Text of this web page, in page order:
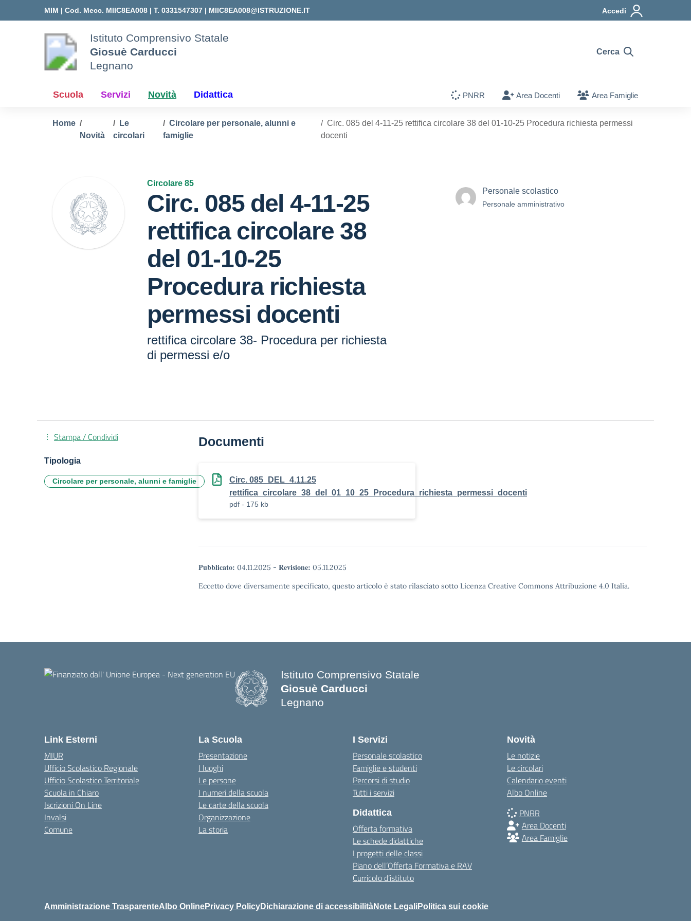
Vai ai contenuti
Vai al menu di navigazione
MIM | Cod. Mecc. MIIC8EA008 | T. 0331547307 | MIIC8EA008@ISTRUZIONE.IT Accedi
Istituto Comprensivo Statale
Giosuè Carducci
Legnano
Cerca
Scuola Servizi Novità Didattica PNRR Area Docenti Area Famiglie
Home
Novità
Le
circolari
Circolare per personale, alunni e
famiglie
Circ. 085 del 4-11-25 rettifica circolare 38 del 01-10-25 Procedura richiesta permessi
docenti
Circolare 85
Circ. 085 del 4-11-25
rettifica circolare 38
del 01-10-25
Procedura richiesta
permessi docenti
rettifica circolare 38- Procedura per richiesta
di permessi e/o
Personale scolastico
Personale amministrativo
Documenti
Circ. 085_DEL_4.11.25
rettifica_circolare_38_del_01_10_25_Procedura_richiesta_permessi_docenti
pdf - 175 kb
Pubblicato: 04.11.2025 - Revisione: 05.11.2025
Eccetto dove diversamente specificato, questo articolo è stato rilasciato sotto Licenza Creative Commons Attribuzione 4.0 Italia.
Stampa / Condividi
Tipologia
Circolare per personale, alunni e famiglie
Istituto Comprensivo Statale
Giosuè Carducci
Legnano
Link Esterni
MIUR
Ufficio Scolastico Regionale
Ufficio Scolastico Territoriale
Scuola in Chiaro
Iscrizioni On Line
Invalsi
Comune
La Scuola
Presentazione
I luoghi
Le persone
I numeri della scuola
Le carte della scuola
Organizzazione
La storia
I Servizi
Personale scolastico
Famiglie e studenti
Percorsi di studio
Tutti i servizi
Didattica
Offerta formativa
Le schede didattiche
I progetti delle classi
Piano dell’Offerta Formativa e RAV
Curricolo d’istituto
Novità
Le notizie
Le circolari
Calendario eventi
Albo Online
PNRR
Area Docenti
Area Famiglie
Amministrazione TrasparenteAlbo OnlinePrivacy PolicyDichiarazione di accessibilitàNote LegaliPolitica sui cookie